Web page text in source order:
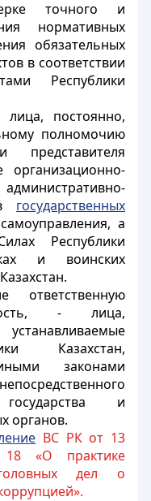
точного и
нормативных
обязательных
в соответствии
Республики
постоянно,
полномочию
представителя
государственных
а
Республики
и воинских
- лица,
Казахстан,
законами
и
органов.
ВС РК от 13
«О практике
дел о